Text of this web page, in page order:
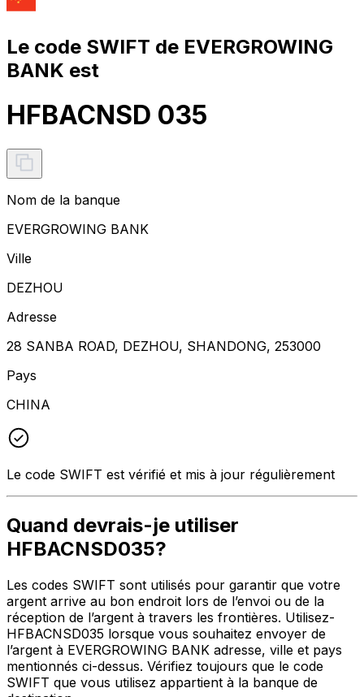
Le code SWIFT de EVERGROWING
BANK est
HFBACNSD 035
Nom de la banque
EVERGROWING BANK
Ville
DEZHOU
Adresse
28 SANBA ROAD, DEZHOU, SHANDONG, 253000
Pays
CHINA
Le code SWIFT est vérifié et mis à jour régulièrement
Quand devrais-je utiliser
HFBACNSD035?
Les codes SWIFT sont utilisés pour garantir que votre
argent arrive au bon endroit lors de l’envoi ou de la
réception de l’argent à travers les frontières. Utilisez-
HFBACNSD035 lorsque vous souhaitez envoyer de
l’argent à EVERGROWING BANK adresse, ville et pays
mentionnés ci-dessus. Vérifiez toujours que le code
SWIFT que vous utilisez appartient à la banque de